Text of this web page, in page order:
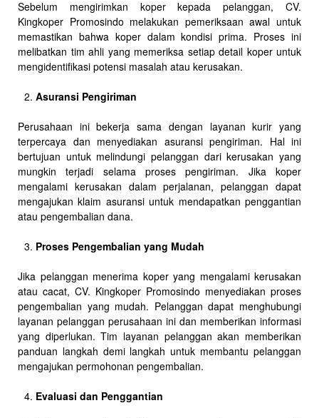
Sebelum mengirimkan koper kepada pelanggan, CV.
Kingkoper Promosindo melakukan pemeriksaan awal untuk
memastikan bahwa koper dalam kondisi prima. Proses ini
melibatkan tim ahli yang memeriksa setiap detail koper untuk
mengidentifikasi potensi masalah atau kerusakan.
Asuransi Pengiriman
Perusahaan ini bekerja sama dengan layanan kurir yang
terpercaya dan menyediakan asuransi pengiriman. Hal ini
bertujuan untuk melindungi pelanggan dari kerusakan yang
mungkin terjadi selama proses pengiriman. Jika koper
mengalami kerusakan dalam perjalanan, pelanggan dapat
mengajukan klaim asuransi untuk mendapatkan penggantian
atau pengembalian dana.
Proses Pengembalian yang Mudah
Jika pelanggan menerima koper yang mengalami kerusakan
atau cacat, CV. Kingkoper Promosindo menyediakan proses
pengembalian yang mudah. Pelanggan dapat menghubungi
layanan pelanggan perusahaan ini dan memberikan informasi
yang diperlukan. Tim layanan pelanggan akan memberikan
panduan langkah demi langkah untuk membantu pelanggan
mengajukan permohonan pengembalian.
Evaluasi dan Penggantian